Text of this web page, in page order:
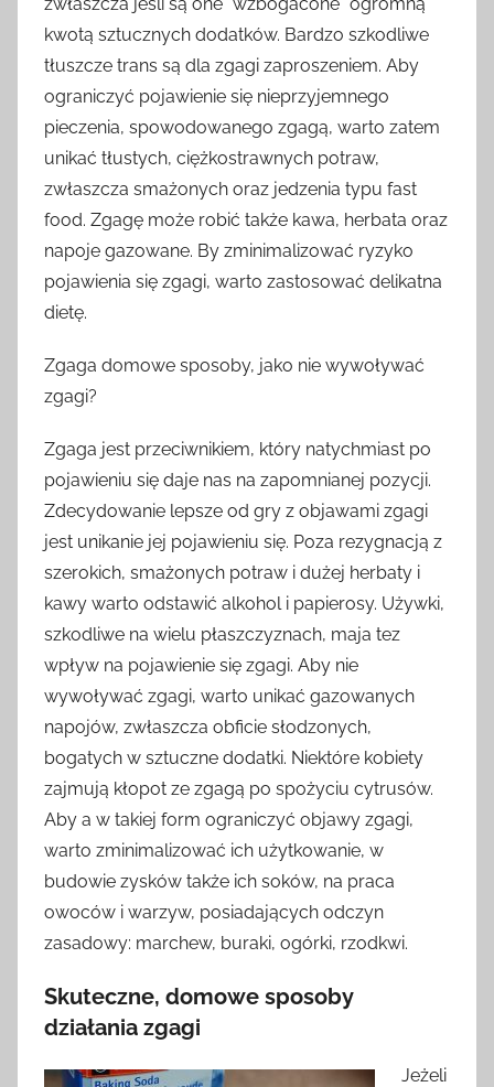
kwotą sztucznych dodatków. Bardzo szkodliwe
tłuszcze trans są dla zgagi zaproszeniem. Aby
ograniczyć pojawienie się nieprzyjemnego
pieczenia, spowodowanego zgagą, warto zatem
unikać tłustych, ciężkostrawnych potraw,
zwłaszcza smażonych oraz jedzenia typu fast
food. Zgagę może robić także kawa, herbata oraz
napoje gazowane. By zminimalizować ryzyko
pojawienia się zgagi, warto zastosować delikatna
dietę.
Zgaga domowe sposoby, jako nie wywoływać
zgagi?
Zgaga jest przeciwnikiem, który natychmiast po
pojawieniu się daje nas na zapomnianej pozycji.
Zdecydowanie lepsze od gry z objawami zgagi
jest unikanie jej pojawieniu się. Poza rezygnacją z
szerokich, smażonych potraw i dużej herbaty i
kawy warto odstawić alkohol i papierosy. Używki,
szkodliwe na wielu płaszczyznach, maja tez
wpływ na pojawienie się zgagi. Aby nie
wywoływać zgagi, warto unikać gazowanych
napojów, zwłaszcza obficie słodzonych,
bogatych w sztuczne dodatki. Niektóre kobiety
zajmują kłopot ze zgagą po spożyciu cytrusów.
Aby a w takiej form ograniczyć objawy zgagi,
warto zminimalizować ich użytkowanie, w
budowie zysków także ich soków, na praca
owoców i warzyw, posiadających odczyn
zasadowy: marchew, buraki, ogórki, rzodkwi.
Skuteczne, domowe sposoby
działania zgagi
Jeżeli